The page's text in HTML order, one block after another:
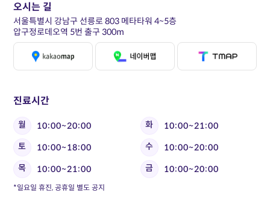
진료시간
월 10:00~20:00 화
10:00~21:00
토
10:00~18:00 수
10:00~20:00
목
10:00~21:00 금 10:00~20:00
*일요일 휴진, 공휴일 별도 공지
오시는 길
서울특별시 강남구 선릉로 803 메타타워 4~5층
압구정로데오역 5번 출구 300m